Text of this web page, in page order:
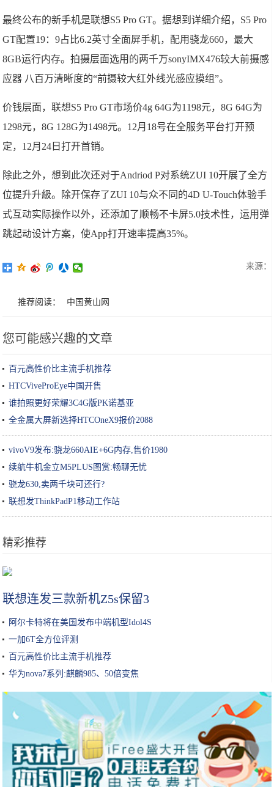
最终公布的新手机是联想S5 Pro GT。据想到详细介绍，S5 Pro
GT配置19：9占比6.2英寸全面屏手机，配用骁龙660，最大
8GB运行内存。拍摄层面选用的两千万sonyIMX476较大前摄感
应器 八百万清晰度的“前摄较大红外线光感应摸组”。
价钱层面，联想S5 Pro GT市场价4g 64G为1198元，8G 64G为
1298元，8G 128G为1498元。12月18号在全服务平台打开预
定，12月24日打开首销。
除此之外，想到此次还对于Andriod P对系统ZUI 10开展了全方
位提升升級。除开保存了ZUI 10与众不同的4D U-Touch体验手
式互动实际操作以外，还添加了顺畅不卡屏5.0技术性，运用弹
跳起动设计方案，使App打开速率提高35%。
来源：
推荐阅读： 中国黄山网
您可能感兴趣的文章
百元高性价比主流手机推荐
HTCViveProEye中国开售
谁拍照更好荣耀3C4G版PK诺基亚
全金属大屏新选择HTCOneX9报价2088
vivoV9发布:骁龙660AIE+6G内存,售价1980
续航牛机金立M5PLUS图赏:畅聊无忧
骁龙630,卖两千块可还行?
联想发ThinkPadP1移动工作站
精彩推荐
不盲目跟风，化妆水一定要选适合自己肤质的才是王道！你选对了吗？
联想连发三款新机Z5s保留3
阿尔卡特将在美国发布中端机型Idol4S
一加6T全方位评测
百元高性价比主流手机推荐
华为nova7系列:麒麟985、50倍变焦